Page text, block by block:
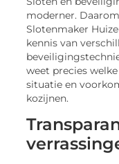
moderner.
Slotenmaker
kennis van
weet precies
situatie en
kozijnen.